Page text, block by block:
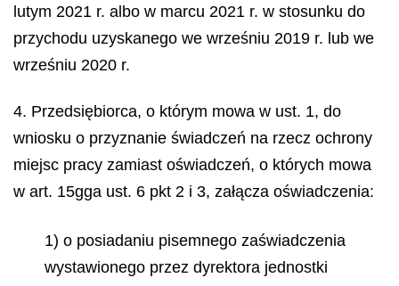
lutym 2021 r. albo w marcu 2021 r. w stosunku do
przychodu uzyskanego we wrześniu 2019 r. lub we
wrześniu 2020 r.
4. Przedsiębiorca, o którym mowa w ust. 1, do
wniosku o przyznanie świadczeń na rzecz ochrony
miejsc pracy zamiast oświadczeń, o których mowa
w art. 15gga ust. 6 pkt 2 i 3, załącza oświadczenia:
1) o posiadaniu pisemnego zaświadczenia
wystawionego przez dyrektora jednostki